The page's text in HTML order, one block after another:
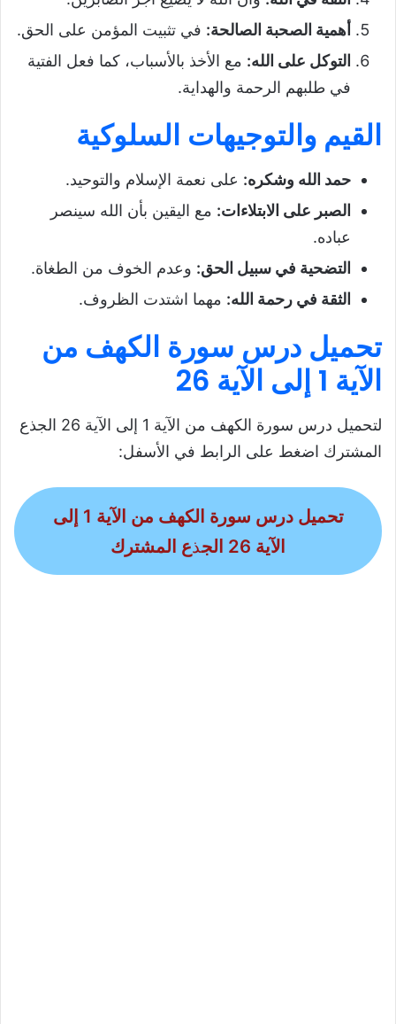
أهمية الصحبة الصالحة: في تثبيت المؤمن على الحق.
التوكل على الله: مع الأخذ بالأسباب، كما فعل الفتية
في طلبهم الرحمة والهداية.
القيم والتوجيهات السلوكية
حمد الله وشكره: على نعمة الإسلام والتوحيد.
الصبر على الابتلاءات: مع اليقين بأن الله سينصر
عباده.
التضحية في سبيل الحق: وعدم الخوف من الطغاة.
الثقة في رحمة الله: مهما اشتدت الظروف.
تحميل درس سورة الكهف من
الآية 1 إلى الآية 26
لتحميل درس سورة الكهف من الآية 1 إلى الآية 26 الجذع
المشترك اضغط على الرابط في الأسفل:
تحميل درس سورة الكهف من الآية 1 إلى
الآية 26 الج
ذع المشترك